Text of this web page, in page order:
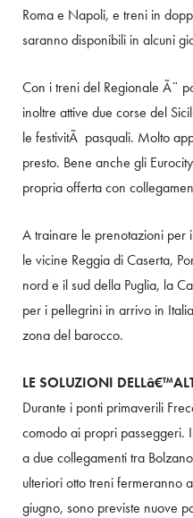
Roma e Napoli, e treni in
saranno disponibili in alcuni
Con i treni del Regionale Ã¨
inoltre attive due corse del
le festivitÃ pasquali. Molto
presto. Bene anche gli
propria offerta con
A trainare le prenotazioni per
le vicine Reggia di Caserta,
nord e il sud della Puglia, la
per i pellegrini in arrivo in
zona del barocco.
LE SOLUZIONI
Durante i ponti primaverili
comodo ai propri passeggeri.
a due collegamenti tra
ulteriori otto treni fermeranno
giugno, sono previste nuove